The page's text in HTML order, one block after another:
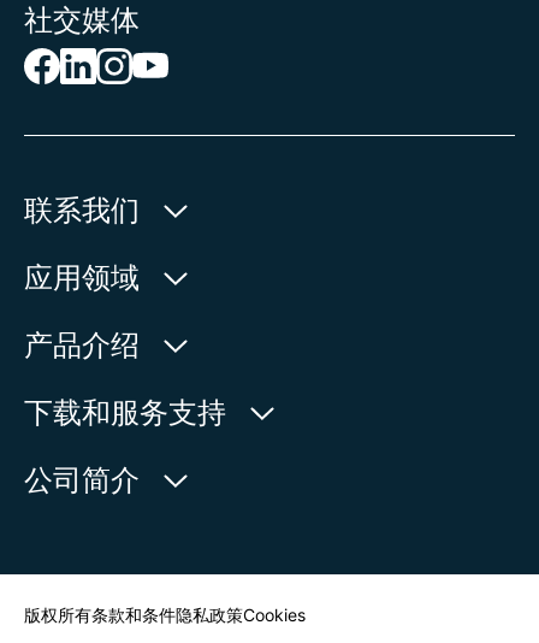
社交媒体
联系我们
欧玛执行器(中国)有限公司
人民北路171号
215499
邮箱:mailbox@auma-china.com
联系表
应用领域
水利
电力
通用工业
产品介绍
产品查询
下载和服务支持
欧玛中国联系方式
公司简介
版权所有条款和条件隐私政策Cookies